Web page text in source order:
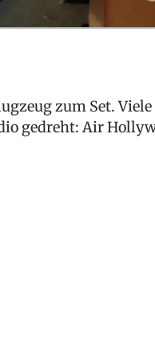
zum Set. Viele
gedreht: Air